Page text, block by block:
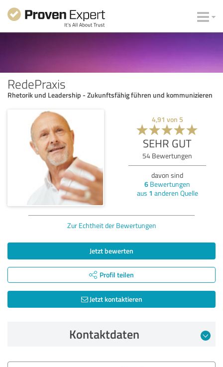
RedePraxis
Rhetorik und Leadership - Zukunftsfähig führen und kommunizieren
4,91 von 5
SEHR GUT
54 Bewertungen
davon sind
6 Bewertungen
aus 1 anderen Quelle
Zur Echtheit der Bewertungen
Jetzt bewerten
Profil teilen
Jetzt kontaktieren
Kontaktdaten